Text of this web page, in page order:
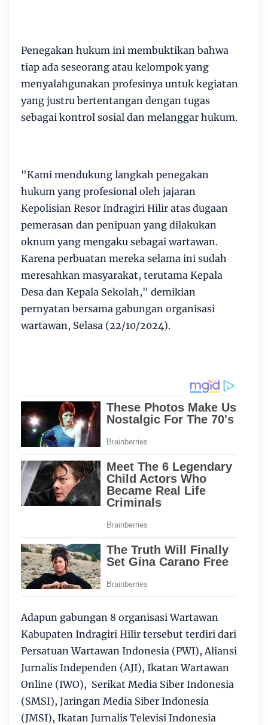
Penegakan hukum ini membuktikan bahwa
tiap ada seseorang atau kelompok yang
menyalahgunakan profesinya untuk kegiatan
yang justru bertentangan dengan tugas
sebagai kontrol sosial dan melanggar hukum.
"Kami mendukung langkah penegakan
hukum yang profesional oleh jajaran
Kepolisian Resor Indragiri Hilir atas dugaan
pemerasan dan penipuan yang dilakukan
oknum yang mengaku sebagai wartawan.
Karena perbuatan mereka selama ini sudah
meresahkan masyarakat, terutama Kepala
Desa dan Kepala Sekolah," demikian
pernyatan bersama gabungan organisasi
wartawan, Selasa (22/10/2024).
Adapun gabungan 8 organisasi Wartawan
Kabupaten Indragiri Hilir tersebut terdiri dari
Persatuan Wartawan Indonesia (PWI), Aliansi
Jurnalis Independen (AJI), Ikatan Wartawan
Online (IWO), Serikat Media Siber Indonesia
(SMSI), Jaringan Media Siber Indonesia
(JMSI), Ikatan Jurnalis Televisi Indonesia